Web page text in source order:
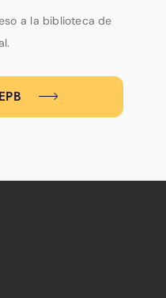
a la biblioteca de